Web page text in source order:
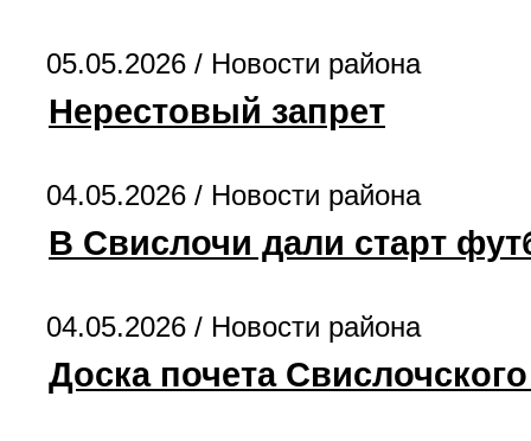
05.05.2026 / Новости района
Нерестовый запрет
04.05.2026 / Новости района
В Свислочи дали старт
04.05.2026 / Новости района
Доска почета